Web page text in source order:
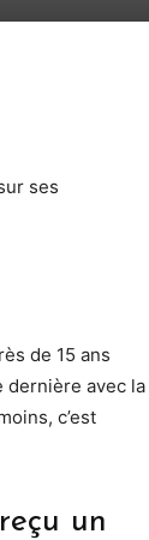
ses
de 15 ans
dernière avec la
c’est
un